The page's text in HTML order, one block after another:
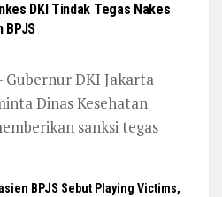
DKI Tindak Tegas Nakes
BPJS
Gubernur DKI Jakarta
Dinas Kesehatan
sanksi tegas
BPJS Sebut Playing Victims,